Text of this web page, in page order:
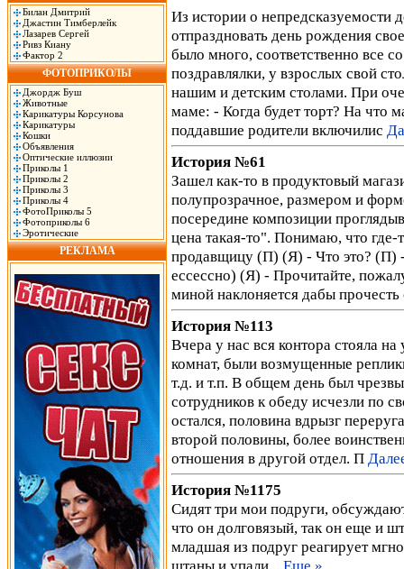
Билан Дмитрий
Джастин Тимберлейк
Лазарев Сергей
Ривз Киану
Фактор 2
ФОТОПРИКОЛЫ
Джордж Буш
Животные
Карикатуры Корсунова
Карикатуры
Кошки
Объявления
Оптические иллюзии
Приколы 1
Приколы 2
Приколы 3
Приколы 4
ФотоПриколы 5
Фотоприколы 6
Эротические
РЕКЛАМА
Из истории о непредсказуемости
отпраздновать день рождения
было много, соответственно все
поздравлялки, у взрослых свой
нашим и детским столами. При
маме: - Когда будет торт? На что
поддавшие родители включилис
История №61
Зашел как-то в продуктовый
полупрозрачное, размером и
посередине композиции
цена такая-то". Понимаю, что где-
продавщицу (П) (Я) - Что это? (П)
ессессно) (Я) - Прочитайте,
миной наклоняется дабы
История №113
Вчера у нас вся контора стояла
комнат, были возмущенные
т.д. и т.п. В общем день был
сотрудников к обеду исчезли по
остался, половина вдрызг
второй половины, более
отношения в другой отдел. П
История №1175
Сидят три мои подруги,
что он долговязый, так он еще и
младшая из подруг реагирует
штаны и упали... Еще »